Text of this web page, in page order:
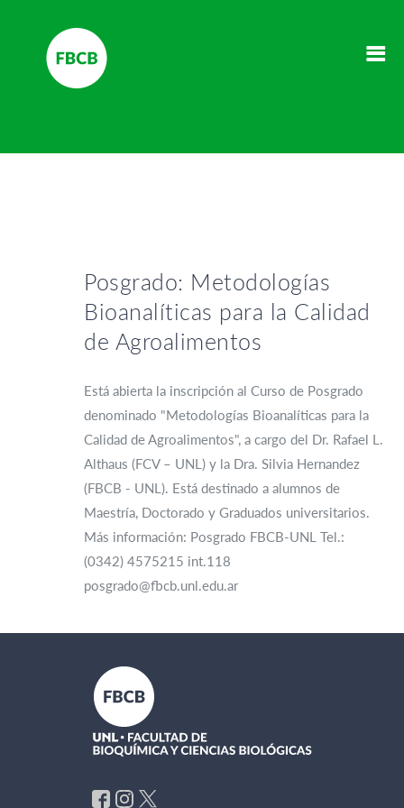
Posgrado: Metodologías
Bioanalíticas para la Calidad
de Agroalimentos
Está abierta la inscripción al Curso de Posgrado
denominado "Metodologías Bioanalíticas para la
Calidad de Agroalimentos", a cargo del Dr. Rafael L.
Althaus (FCV – UNL) y la Dra. Silvia Hernandez
(FBCB - UNL). Está destinado a alumnos de
Maestría, Doctorado y Graduados universitarios.
Más información: Posgrado FBCB-UNL Tel.:
(0342) 4575215 int.118
posgrado@fbcb.unl.edu.ar